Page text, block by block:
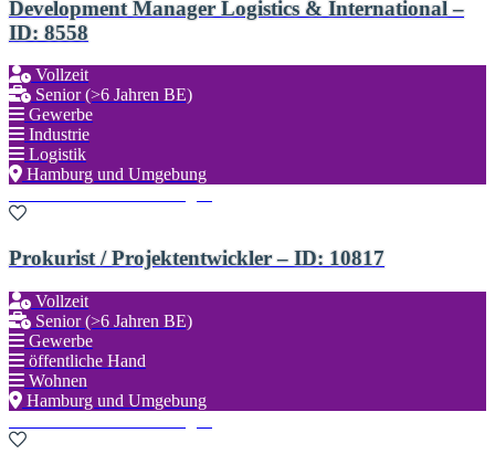
Development Manager Logistics & International –
ID: 8558
Vollzeit
Senior (>6 Jahren BE)
Gewerbe
Industrie
Logistik
Hamburg und Umgebung
Prokurist / Projektentwickler – ID: 10817
Vollzeit
Senior (>6 Jahren BE)
Gewerbe
öffentliche Hand
Wohnen
Hamburg und Umgebung